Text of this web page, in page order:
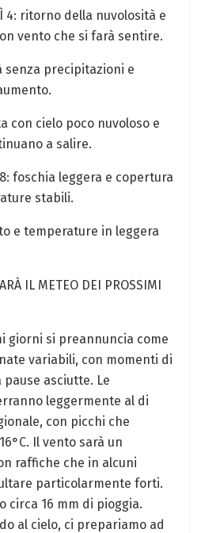
4: ritorno della nuvolosità e
vento che si farà sentire.
senza precipitazioni e
con cielo poco nuvoloso e
a salire.
8: foschia leggera e copertura
stabili.
e⁤ temperature in leggera
IL METEO DEI PROSSIMI
giorni ⁣si preannuncia come⁢
variabili,‍ con momenti di
asciutte. Le
leggermente al di
con ‍picchi‌ che
Il vento sarà un
raffiche che in alcuni
particolarmente forti.
circa 16 mm di⁤ pioggia.
al cielo, ci prepariamo ad